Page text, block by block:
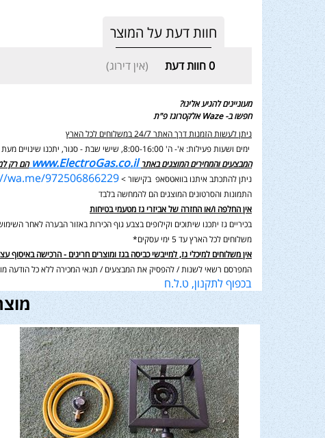
חוות דעת על המוצר
0חוות דעת (אין דירוג)
מעוניינים להגיע אלינו?
חפשו ב- Waze אלקטרוגז פ"ת
ניתן לעשות הזמנות דרך האתר 24/7 במשלוחים לכל הארץ
ימים ושעות פעילות: א'- ה' 8:00-16:00, שישי שבת - סגור,
יתכנו שינויים
המבצעים והמחירים המוצגים באתר www.ElectroGas.co.il הם רק
ניתן להתכתב איתנו בוואטסאפ בקישור >wa.me/972506866229
התמונות והסרטונים המוצגים הם להמחשה בלבד
אין החלפה ו/או החזרה של אביזרי גז מטעמי בטיחות
בכיריים גז יתכנו שיתוכים וקילופים בצבע גוף הכירות באזור הבערה לאחר השימוש בנוסף תיתכן סטיה
משלוחים לכל הארץ עד 5 ימי עסקים*
אין משלוחים למיכלי גז, למייבשי כביסה בגז ומוצרים חריגים - הרכישה באיסוף
המפרסם רשאי לשנות / להפסיק את המבצעים / תנאי המכירה ללא כל הודעה
בכפוף לתקנון, ט.ל.ח